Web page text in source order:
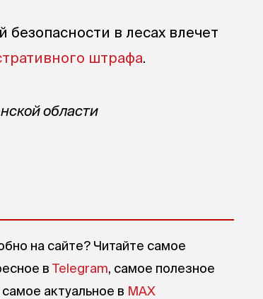
в лесах влечет
штрафа.
области
на сайте? Читайте самое
в Telegram, самое полезное
самое актуальное в MAX